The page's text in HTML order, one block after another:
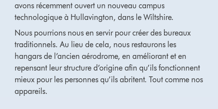
avons récemment ouvert un nouveau campus
technologique à Hullavington, dans le Wiltshire.
Nous pourrions nous en servir pour créer des bureaux
traditionnels. Au lieu de cela, nous restaurons les
hangars de l’ancien aérodrome, en améliorant et en
repensant leur structure d’origine afin qu’ils fonctionnent
mieux pour les personnes qu’ils abritent. Tout comme nos
appareils.